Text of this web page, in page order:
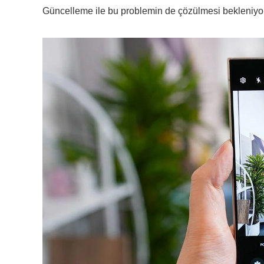
Güncelleme ile bu problemin de çözülmesi